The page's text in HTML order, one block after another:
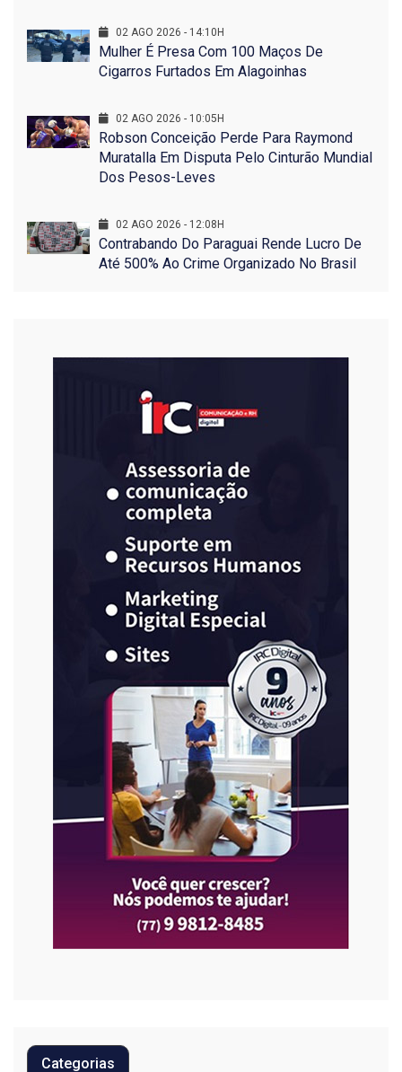
02 AGO 2026 - 14:10H
Mulher É Presa Com 100 Maços De
Cigarros Furtados Em Alagoinhas
02 AGO 2026 - 10:05H
Robson Conceição Perde Para Raymond
Muratalla Em Disputa Pelo Cinturão Mundial
Dos Pesos-Leves
02 AGO 2026 - 12:08H
Contrabando Do Paraguai Rende Lucro De
Até 500% Ao Crime Organizado No Brasil
Categorias